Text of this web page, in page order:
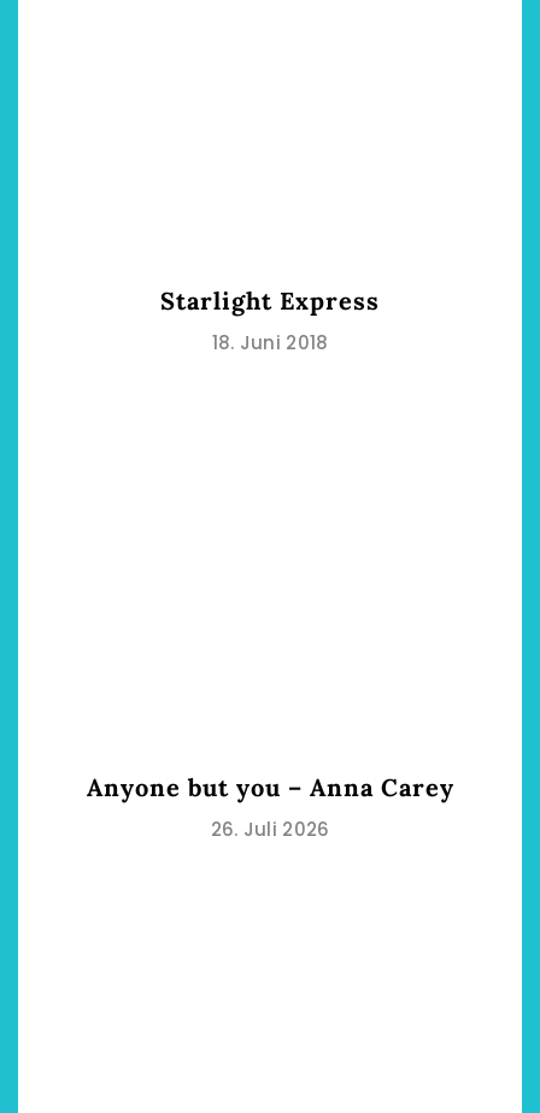
Starlight Express
18. Juni 2018
Anyone but you – Anna Carey
26. Juli 2026